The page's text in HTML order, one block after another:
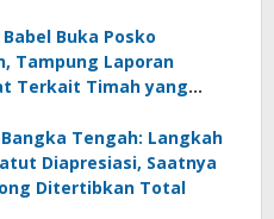
Babel Buka Posko
Tampung Laporan
Terkait Timah yang
Tengah: Langkah
Diapresiasi, Saatnya
Ditertibkan Total